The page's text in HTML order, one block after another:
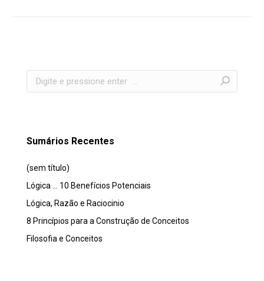
Search:
Sumários Recentes
(sem título)
Lógica … 10 Benefícios Potenciais
Lógica, Razão e Raciocinio
8 Princípios para a Construção de Conceitos
Filosofia e Conceitos